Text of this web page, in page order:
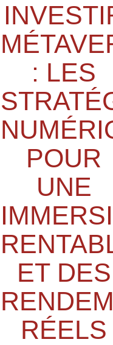
: LES
POUR
UNE
ET DES
RÉELS